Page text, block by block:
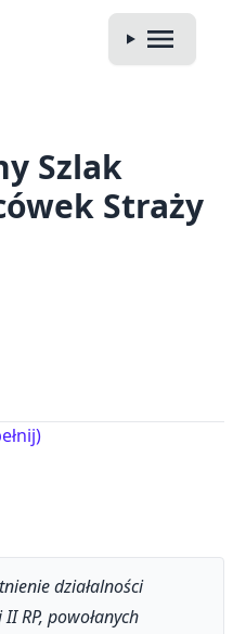
Szlak
Straży
działalności
RP, powołanych